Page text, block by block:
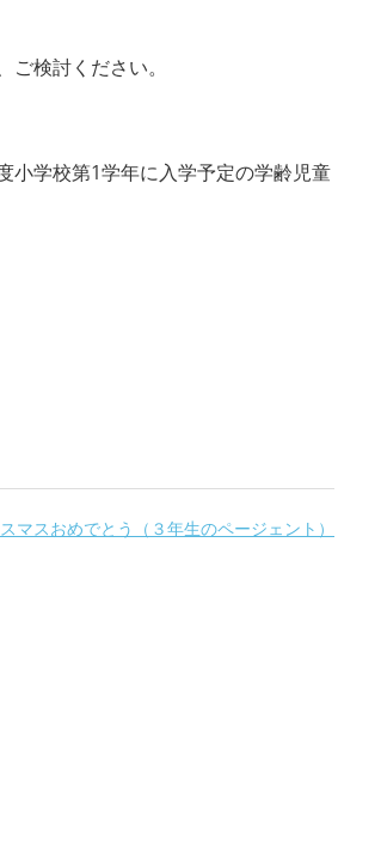
検討ください。
小学校第1学年に入学予定の学齢児童
マスおめでとう（３年生のページェント）